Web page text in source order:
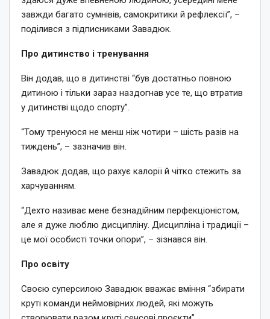
завжди багато сумнівів, самокритики й рефлексії”, –
поділився з підписниками Завадюк.
Про дитинство і тренування
Він додав, що в дитинстві “був достатньо повною
дитиною і тільки зараз наздогнав усе те, що втратив
у дитинстві щодо спорту”.
“Тому тренуюся не менш ніж чотири – шість разів на
тиждень”, – зазначив він.
Завадюк додав, що рахує калорії й чітко стежить за
харчуванням.
“Дехто називає мене безнадійним перфекціоністом,
але я дуже люблю дисципліну. Дисципліна і традиції –
це мої особисті точки опори”, – зізнався він.
Про освіту
Своєю суперсилою Завадюк вважає вміння “збирати
круті команди неймовірних людей, які можуть